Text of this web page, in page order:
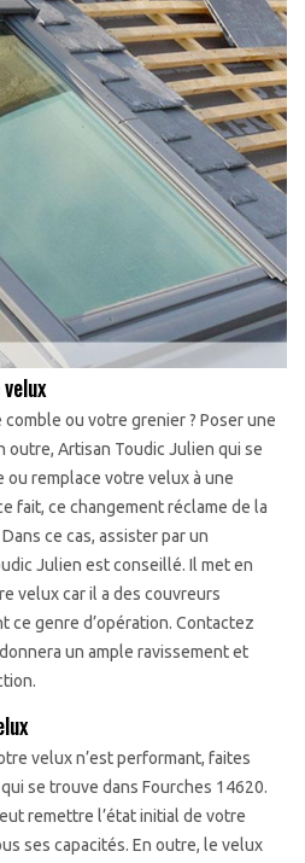
ou votre grenier ? Poser une
outre, Artisan Toudic Julien qui se
remplace votre velux à une
fait, ce changement réclame de la
ce cas, assister par un
Julien est conseillé. Il met en
velux car il a des couvreurs
ce genre d’opération. Contactez
un ample ravissement et
velux n’est performant, faites
se trouve dans Fourches 14620.
remettre l’état initial de votre
ses capacités. En outre, le velux